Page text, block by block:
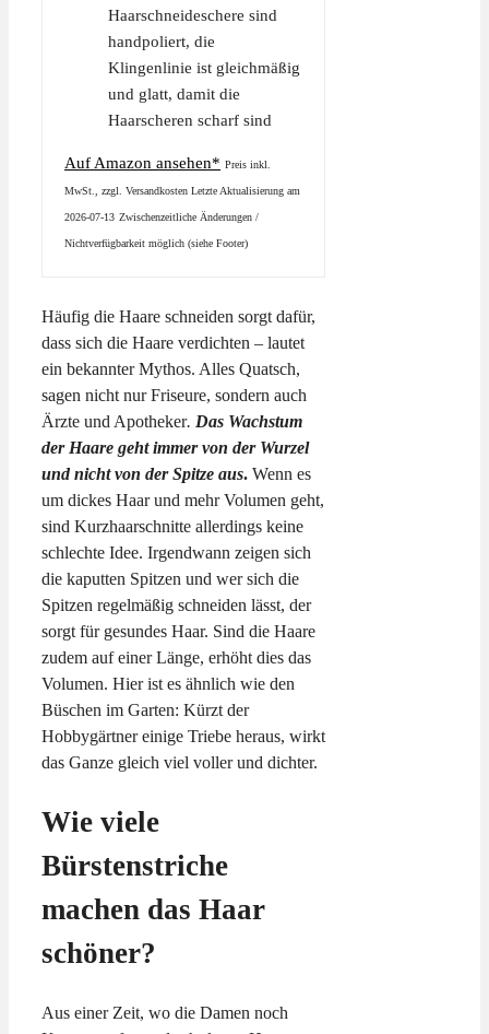
Haarschneideschere sind
handpoliert, die
Klingenlinie ist gleichmäßig
und glatt, damit die
Haarscheren scharf sind
Auf Amazon ansehen* Preis inkl.
MwSt., zzgl. Versandkosten Letzte Aktualisierung am
2026-07-13 Zwischenzeitliche Änderungen /
Nichtverfügbarkeit möglich (siehe Footer)
Häufig die Haare schneiden sorgt dafür,
dass sich die Haare verdichten – lautet
ein bekannter Mythos. Alles Quatsch,
sagen nicht nur Friseure, sondern auch
Ärzte und Apotheker. Das Wachstum
der Haare geht immer von der Wurzel
und nicht von der Spitze aus. Wenn es
um dickes Haar und mehr Volumen geht,
sind Kurzhaarschnitte allerdings keine
schlechte Idee. Irgendwann zeigen sich
die kaputten Spitzen und wer sich die
Spitzen regelmäßig schneiden lässt, der
sorgt für gesundes Haar. Sind die Haare
zudem auf einer Länge, erhöht dies das
Volumen. Hier ist es ähnlich wie den
Büschen im Garten: Kürzt der
Hobbygärtner einige Triebe heraus, wirkt
das Ganze gleich viel voller und dichter.
Wie viele
Bürstenstriche
machen das Haar
schöner?
Aus einer Zeit, wo die Damen noch